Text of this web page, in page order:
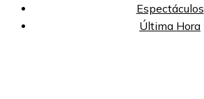
Espectáculos
Última Hora